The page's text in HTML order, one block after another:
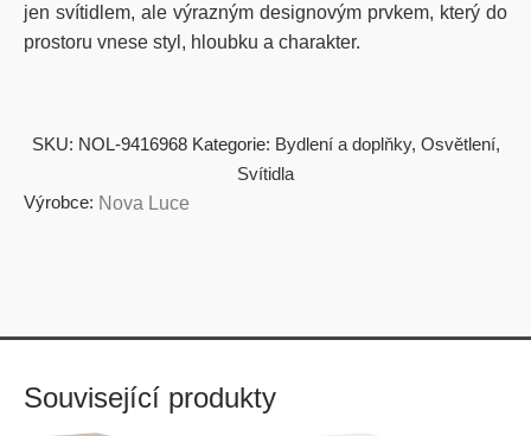
jen svítidlem, ale výrazným designovým prvkem, který do
prostoru vnese styl, hloubku a charakter.
SKU: NOL-9416968 Kategorie: Bydlení a doplňky, Osvětlení,
Svítidla
Výrobce: Nova Luce
Související produkty